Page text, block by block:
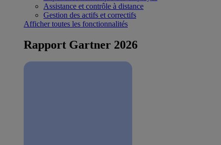
Assistance et contrôle à distance
Gestion des actifs et correctifs
Afficher toutes les fonctionnalités
Rapport Gartner 2026